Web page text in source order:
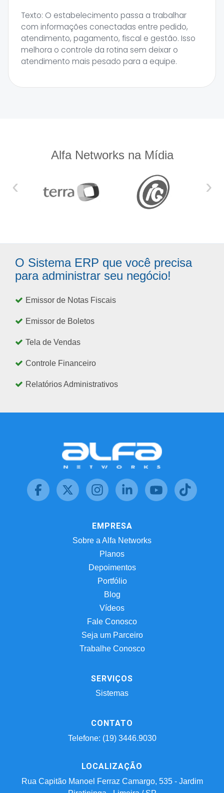
Texto: O estabelecimento passa a trabalhar
com informações conectadas entre pedido,
atendimento, pagamento, fiscal e gestão. Isso
melhora o controle da rotina sem deixar o
atendimento mais pesado para a equipe.
Alfa Networks na Mídia
‹ ›
O Sistema ERP que você precisa
para administrar seu negócio!
Emissor de Notas Fiscais
Emissor de Boletos
Tela de Vendas
Controle Financeiro
Relatórios Administrativos
EMPRESA
Sobre a Alfa Networks
Planos
Depoimentos
Portfólio
Blog
Vídeos
Fale Conosco
Seja um Parceiro
Trabalhe Conosco
SERVIÇOS
Sistemas
CONTATO
Telefone: (19) 3446.9030
LOCALIZAÇÃO
Rua Capitão Manoel Ferraz Camargo, 535 - Jardim